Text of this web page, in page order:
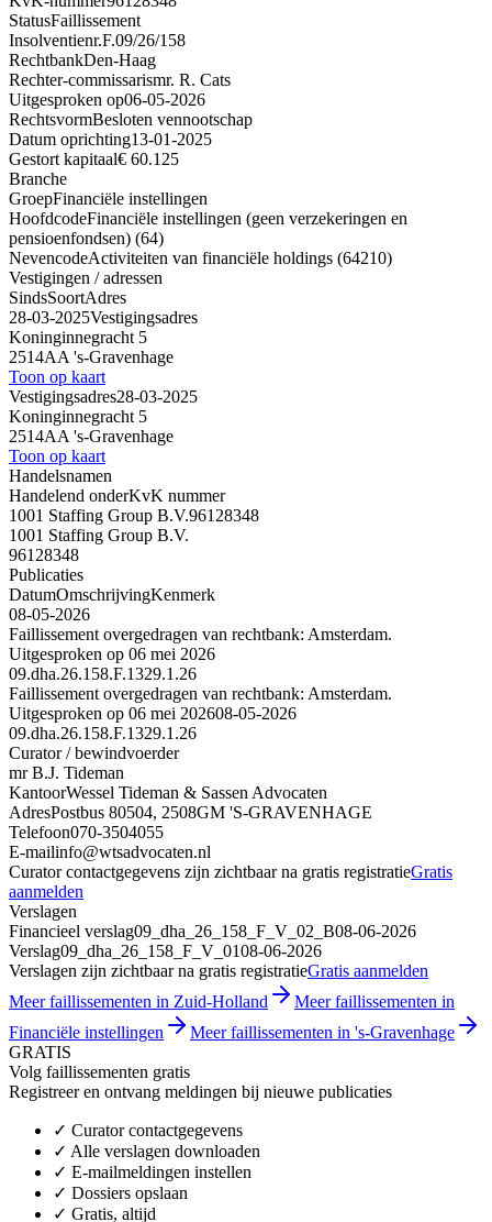
StatusFaillissement
Insolventienr.F.09/26/158
RechtbankDen-Haag
Rechter-commissarismr. R. Cats
Uitgesproken op06-05-2026
RechtsvormBesloten vennootschap
Datum oprichting13-01-2025
Gestort kapitaal€ 60.125
Branche
GroepFinanciële instellingen
HoofdcodeFinanciële instellingen (geen verzekeringen en
pensioenfondsen) (64)
NevencodeActiviteiten van financiële holdings (64210)
Vestigingen / adressen
SindsSoortAdres
28-03-2025Vestigingsadres
Koninginnegracht 5
2514AA 's-Gravenhage
Toon op kaart
Vestigingsadres28-03-2025
Koninginnegracht 5
2514AA 's-Gravenhage
Toon op kaart
Handelsnamen
Handelend onderKvK nummer
1001 Staffing Group B.V.96128348
1001 Staffing Group B.V.
96128348
Publicaties
DatumOmschrijvingKenmerk
08-05-2026
Faillissement overgedragen van rechtbank: Amsterdam.
Uitgesproken op 06 mei 2026
09.dha.26.158.F.1329.1.26
Faillissement overgedragen van rechtbank: Amsterdam.
Uitgesproken op 06 mei 202608-05-2026
09.dha.26.158.F.1329.1.26
Curator / bewindvoerder
mr B.J. Tideman
KantoorWessel Tideman & Sassen Advocaten
AdresPostbus 80504, 2508GM 'S-GRAVENHAGE
Telefoon070-3504055
E-mailinfo@wtsadvocaten.nl
Curator contactgegevens zijn zichtbaar na gratis registratieGratis
aanmelden
Verslagen
Financieel verslag09_dha_26_158_F_V_02_B08-06-2026
Verslag09_dha_26_158_F_V_0108-06-2026
Verslagen zijn zichtbaar na gratis registratieGratis aanmelden
Meer faillissementen in Zuid-Holland
Meer faillissementen in
Financiële instellingen
Meer faillissementen in 's-Gravenhage
GRATIS
Volg faillissementen gratis
Registreer en ontvang meldingen bij nieuwe publicaties
✓ Curator contactgegevens
✓ Alle verslagen downloaden
✓ E-mailmeldingen instellen
✓ Dossiers opslaan
✓ Gratis, altijd